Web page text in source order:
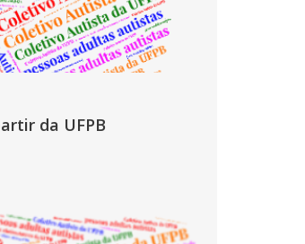
da UFPB